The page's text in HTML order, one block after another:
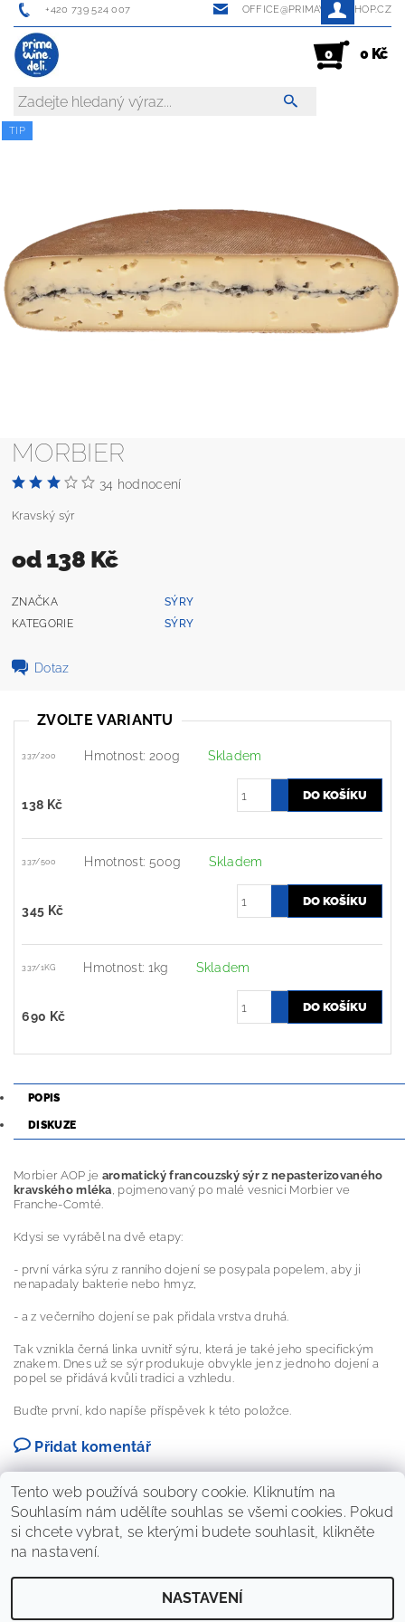
+420 739 524 007 OFFICE@PRIMAWINESHOP.CZ
0 0 Kč
TIP
MORBIER
34 hodnocení
Kravský sýr
od 138 Kč
ZNAČKA
SÝRY
KATEGORIE
SÝRY
Dotaz
ZVOLTE VARIANTU
337/200 Hmotnost: 200g Skladem
138 Kč
337/500 Hmotnost: 500g Skladem
345 Kč
337/1KG Hmotnost: 1kg Skladem
690 Kč
POPIS
DISKUZE
Morbier AOP je aromatický francouzský sýr z nepasterizovaného
kravského mléka, pojmenovaný po malé vesnici Morbier ve
Franche-Comté.
Kdysi se vyráběl na dvě etapy:
- první várka sýru z ranního dojení se posypala popelem, aby ji
nenapadaly bakterie nebo hmyz,
- a z večerního dojení se pak přidala vrstva druhá.
Tak vznikla černá linka uvnitř sýru, která je také jeho specifickým
znakem. Dnes už se sýr produkuje obvykle jen z jednoho dojení a
popel se přidává kvůli tradici a vzhledu.
Buďte první, kdo napíše příspěvek k této položce.
Přidat komentář
Tento web používá soubory cookie. Kliknutím na
Souhlasím nám udělíte souhlas se všemi cookies. Pokud
si chcete vybrat, se kterými budete souhlasit, klikněte
na nastavení.
NASTAVENÍ